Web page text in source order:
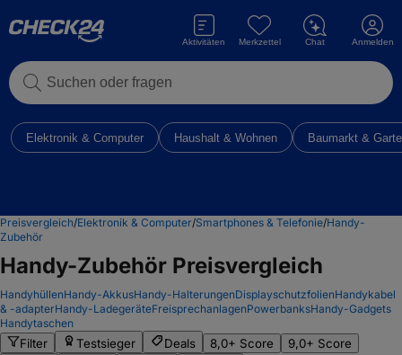
Suchen oder fragen
Aktivitäten Merkzettel Chat Anmelden
Elektronik & Computer Haushalt & Wohnen Baumarkt &
Preisvergleich/Elektronik & Computer/Smartphones & Telefonie/Handy-
Zubehör
Handy-Zubehör Preisvergleich
HandyhüllenHandy-AkkusHandy-HalterungenDisplayschutzfolienHandykabel
& -adapterHandy-LadegeräteFreisprechanlagenPowerbanksHandy-Gadgets
Handytaschen
Filter Testsieger Deals 8,0+ Score
9,0+ Score